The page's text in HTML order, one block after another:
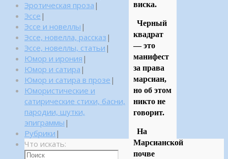
виска.
Черный
квадрат
— это
манифест
за права
марсиан,
но об этом
никто не
говорит.
На
Марсианской
почве
Эротическая проза |
Эссе |
Эссе и новеллы |
Эссе, новелла, рассказ |
Эссе, новеллы, статьи |
Юмор и ирония |
Юмор и сатира |
Юмор и сатира в прозе |
Юмористические и
сатирические стихи, басни,
пародии, шутки,
эпиграммы |
Рубрики |
Что искать: